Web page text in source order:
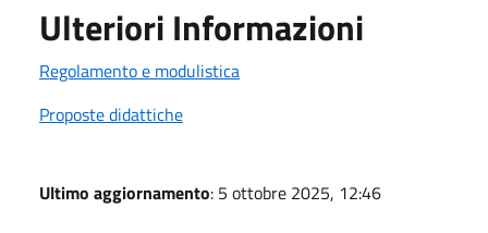
Ulteriori Informazioni
Regolamento e modulistica
Proposte didattiche
Ultimo aggiornamento: 5 ottobre 2025, 12:46